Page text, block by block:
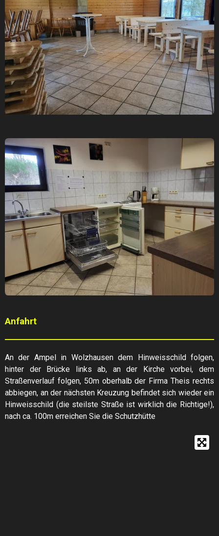
Anfahrt
An der Ampel in Wolzhausen dem Hinweisschild folgen,
hinter der Brücke links ab, an der Kirche vorbei, dem
Straßenverlauf folgen, 50m oberhalb der Firma Theis rechts
abbiegen, an der nächsten Kreuzung befindet sich wieder ein
Hinweisschild (die steilste Straße ist wirklich die Richtige!),
nach ca. 100m erreichen Sie die Schutzhütte